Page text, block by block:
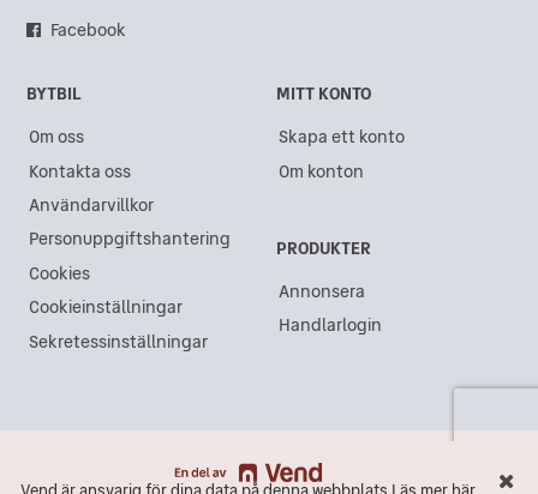
Facebook
BYTBIL
Om oss
Kontakta oss
Användarvillkor
Personuppgiftshantering
Cookies
Cookieinställningar
Sekretessinställningar
MITT KONTO
Skapa ett konto
Om konton
PRODUKTER
Annonsera
Handlarlogin
Vend är ansvarig för dina data på denna webbplats.Läs mer här